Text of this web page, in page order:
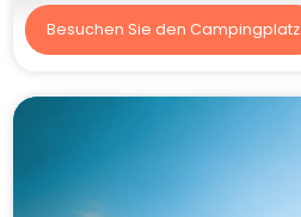
Besuchen Sie den Campingplatz